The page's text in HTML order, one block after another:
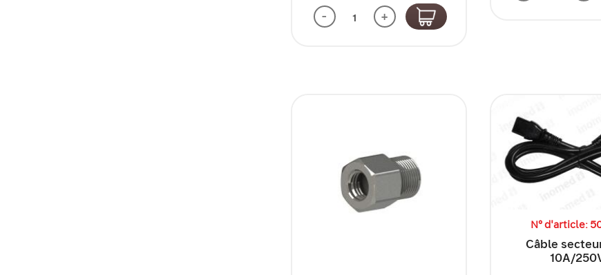
- +
N° d'article:
Câble
10A/